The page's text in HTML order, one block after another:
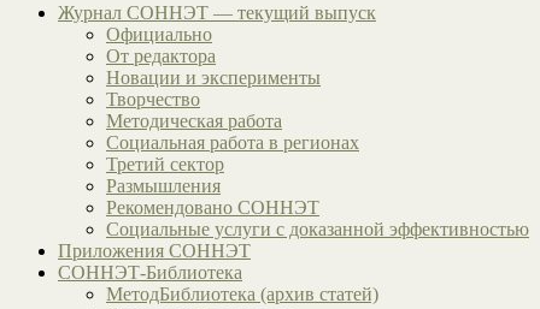
Журнал СОННЭТ — текущий выпуск
Официально
От редактора
Новации и эксперименты
Творчество
Методическая работа
Социальная работа в регионах
Третий сектор
Размышления
Рекомендовано СОННЭТ
Социальные услуги с доказанной эффективностью
Приложения СОННЭТ
СОННЭТ-Библиотека
МетодБиблиотека (архив статей)